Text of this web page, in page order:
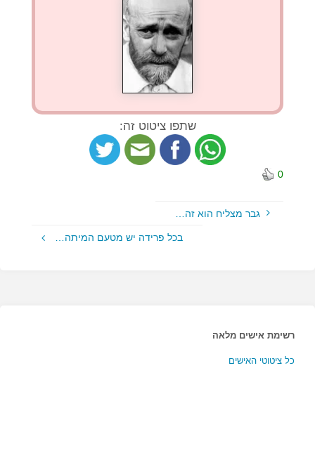
שתפו ציטוט זה:
0
גבר מצליח הוא זה…
בכל פרידה יש מטעם המיתה…
רשימת אישים מלאה
כל ציטוטי האישים